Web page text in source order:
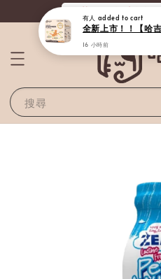
《滿800全站免運
搜尋
有人added to cart
16 小時前